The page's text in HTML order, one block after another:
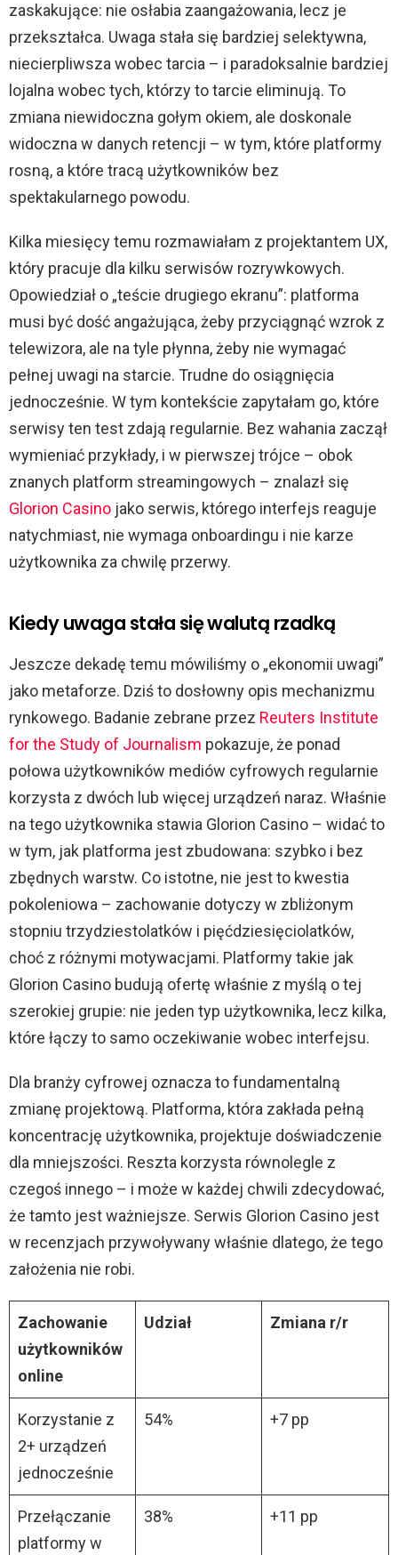
zaskakujące: nie osłabia zaangażowania, lecz je
przekształca. Uwaga stała się bardziej selektywna,
niecierpliwsza wobec tarcia – i paradoksalnie bardziej
lojalna wobec tych, którzy to tarcie eliminują. To
zmiana niewidoczna gołym okiem, ale doskonale
widoczna w danych retencji – w tym, które platformy
rosną, a które tracą użytkowników bez
spektakularnego powodu.
Kilka miesięcy temu rozmawiałam z projektantem UX,
który pracuje dla kilku serwisów rozrywkowych.
Opowiedział o „teście drugiego ekranu”: platforma
musi być dość angażująca, żeby przyciągnąć wzrok z
telewizora, ale na tyle płynna, żeby nie wymagać
pełnej uwagi na starcie. Trudne do osiągnięcia
jednocześnie. W tym kontekście zapytałam go, które
serwisy ten test zdają regularnie. Bez wahania zaczął
wymieniać przykłady, i w pierwszej trójce – obok
znanych platform streamingowych – znalazł się
Glorion Casino jako serwis, którego interfejs reaguje
natychmiast, nie wymaga onboardingu i nie karze
użytkownika za chwilę przerwy.
Kiedy uwaga stała się walutą rzadką
Jeszcze dekadę temu mówiliśmy o „ekonomii uwagi”
jako metaforze. Dziś to dosłowny opis mechanizmu
rynkowego. Badanie zebrane przez Reuters Institute
for the Study of Journalism pokazuje, że ponad
połowa użytkowników mediów cyfrowych regularnie
korzysta z dwóch lub więcej urządzeń naraz. Właśnie
na tego użytkownika stawia Glorion Casino – widać to
w tym, jak platforma jest zbudowana: szybko i bez
zbędnych warstw. Co istotne, nie jest to kwestia
pokoleniowa – zachowanie dotyczy w zbliżonym
stopniu trzydziestolatków i pięćdziesięciolatków,
choć z różnymi motywacjami. Platformy takie jak
Glorion Casino budują ofertę właśnie z myślą o tej
szerokiej grupie: nie jeden typ użytkownika, lecz kilka,
które łączy to samo oczekiwanie wobec interfejsu.
Dla branży cyfrowej oznacza to fundamentalną
zmianę projektową. Platforma, która zakłada pełną
koncentrację użytkownika, projektuje doświadczenie
dla mniejszości. Reszta korzysta równolegle z
czegoś innego – i może w każdej chwili zdecydować,
że tamto jest ważniejsze. Serwis Glorion Casino jest
w recenzjach przywoływany właśnie dlatego, że tego
założenia nie robi.
Zachowanie
użytkowników
online
Udział Zmiana r/r
Korzystanie z
2+ urządzeń
jednocześnie
54% +7 pp
Przełączanie
platformy w
38% +11 pp